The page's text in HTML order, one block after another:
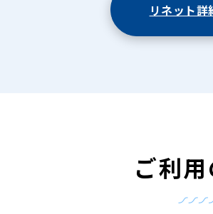
リネット詳
ご利